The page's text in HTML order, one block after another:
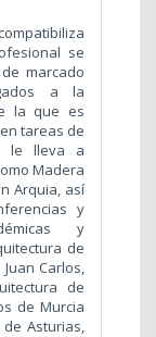
se
marcado
a la
la que es
tareas de
le lleva a
Madera
Arquia, así
y
y
de
Carlos,
de
de Murcia
Asturias,